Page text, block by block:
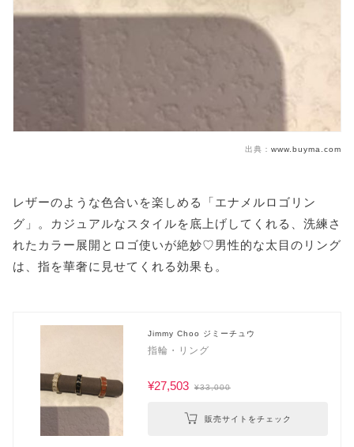
出典： www.buyma.com
レザーのような色合いを楽しめる「エナメルロゴリン
グ」。カジュアルなスタイルを底上げしてくれる、洗練さ
れたカラー展開とロゴ使いが絶妙♡男性的な太目のリング
は、指を華奢に見せてくれる効果も。
Jimmy Choo ジミーチュウ
指輪・リング
¥27,503 ¥33,000
販売サイトをチェック